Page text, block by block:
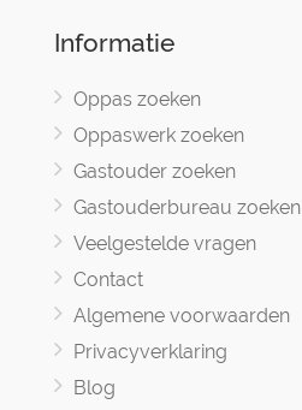
Informatie
Oppas zoeken
Oppaswerk zoeken
Gastouder zoeken
Gastouderbureau zoeken
Veelgestelde vragen
Contact
Algemene voorwaarden
Privacyverklaring
Blog